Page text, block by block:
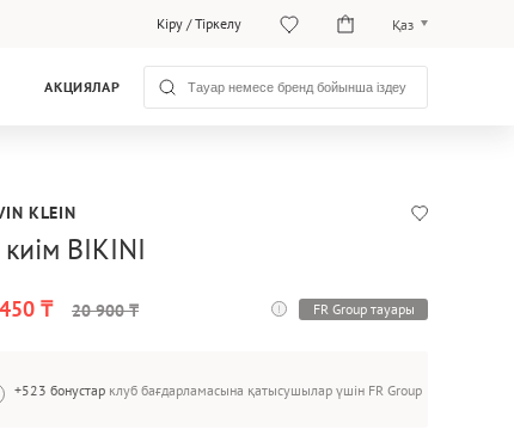
Кіру /Тіркелу Қаз
Қаз
АКЦИЯЛАР
KLEIN
BIKINI
₸ 20 900 ₸ FR Group тауары
+523 бонустар клуб бағдарламасына қатысушылар үшін FR Group